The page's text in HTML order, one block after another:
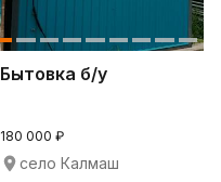
Бытовка б/у
180 000 ₽
село Калмаш